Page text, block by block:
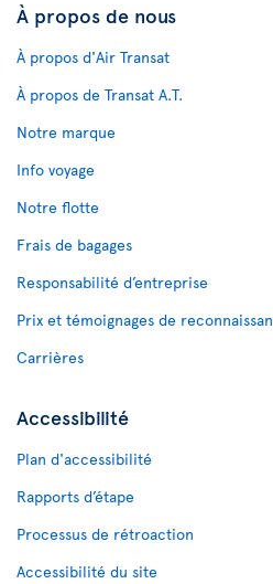
À propos de nous
À propos d'Air Transat
À propos de Transat A.T.
Notre marque
Info voyage
Notre flotte
Frais de bagages
Responsabilité d’entreprise
Prix et témoignages de
Carrières
Accessibilité
Plan d'accessibilité
Rapports d’étape
Processus de rétroaction
Accessibilité du site